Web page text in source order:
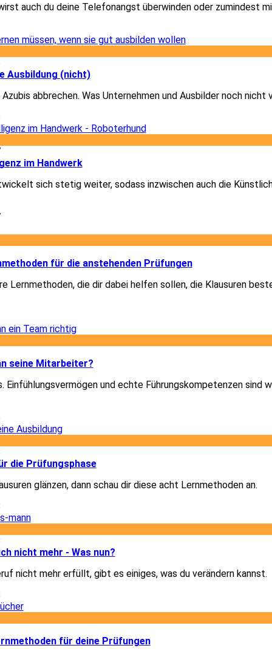
auch du deine Telefonangst überwinden oder zumindest
Ausbildung (nicht)
Azubis abbrechen. Was Unternehmen und Ausbilder noch nicht
im Handwerk
sich stetig weiter, sodass inzwischen auch die
für die anstehenden Prüfungen
Lernmethoden, die dir dabei helfen sollen, die Klausuren
seine Mitarbeiter?
Einfühlungsvermögen und echte Führungskompetenzen sind
die Prüfungsphase
glänzen, dann schau dir diese acht Lernmethoden an.
nicht mehr - Was nun?
nicht mehr erfüllt, gibt es einiges, was du verändern kannst.
für deine Prüfungen